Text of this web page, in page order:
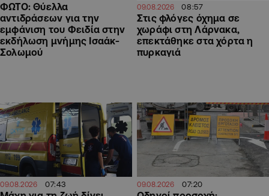
ΦΩΤΟ: Θύελλα
αντιδράσεων για την
εμφάνιση του Φειδία στην
εκδήλωση μνήμης Ισαάκ-
Σολωμού
09.08.2026 08:57
Στις φλόγες όχημα σε
χωράφι στη Λάρνακα,
επεκτάθηκε στα χόρτα η
πυρκαγιά
09.08.2026 07:43 09.08.2026 07:20